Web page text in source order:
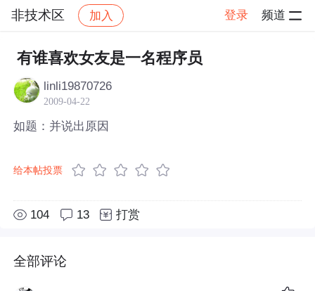
非技术区 加入 登录 频道
社区 非技术区 帖子详情
有谁喜欢女友是一名程序员
linli19870726
2009-04-22
如题：并说出原因
给本帖投票
104 13 打赏
全部评论